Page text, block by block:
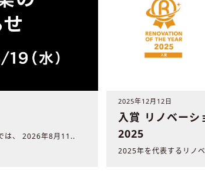
は、 2026年8月11..
2025年12月12日
入賞 リノベーシ
2025